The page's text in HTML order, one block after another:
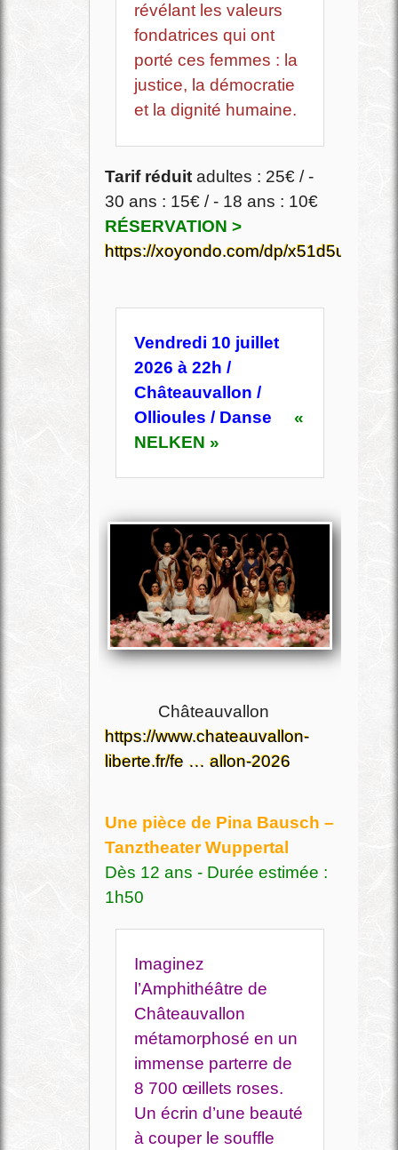
révélant les valeurs
fondatrices qui ont
porté ces femmes : la
justice, la démocratie
et la dignité humaine.
Tarif réduitadultes : 25€ / -
30 ans : 15€ / - 18 ans : 10€
RÉSERVATION >
https://xoyondo.com/dp/
Vendredi 10 juillet
2026 à 22h /
Châteauvallon /
Ollioules / Danse
«
NELKEN »
Châteauvallon
https://www.chateauvallon-
liberte.fr/fe … allon-2026
Une pièce de Pina Bausch –
Tanztheater Wuppertal
Dès 12 ans - Durée estimée :
1h50
Imaginez
l’Amphithéâtre de
Châteauvallon
métamorphosé en un
immense parterre de
8 700 œillets roses.
Un écrin d’une beauté
à couper le souffle